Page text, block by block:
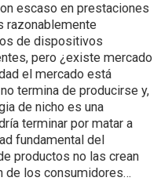
escaso en prestaciones
razonablemente
de dispositivos
pero ¿existe mercado
el mercado está
termina de producirse y,
de nicho es una
terminar por matar a
fundamental del
productos no las crean
de los consumidores…